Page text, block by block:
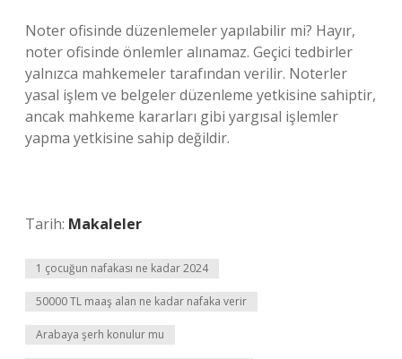
Noter ofisinde düzenlemeler yapılabilir mi? Hayır,
noter ofisinde önlemler alınamaz. Geçici tedbirler
yalnızca mahkemeler tarafından verilir. Noterler
yasal işlem ve belgeler düzenleme yetkisine sahiptir,
ancak mahkeme kararları gibi yargısal işlemler
yapma yetkisine sahip değildir.
Tarih: Makaleler
1 çocuğun nafakası ne kadar 2024
50000 TL maaş alan ne kadar nafaka verir
Arabaya şerh konulur mu